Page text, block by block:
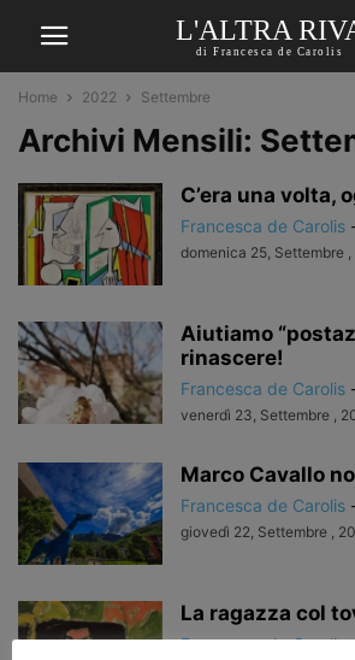
L'ALTRA
di Francesca de Carolis
Home 2022 Settembre
Archivi Mensili:
C’era una volta,
Francesca de Carolis
domenica 25, Settembre
Aiutiamo
rinascere!
Francesca de Carolis
venerdì 23, Settembre ,
Marco Cavallo
Francesca de Carolis
giovedì 22, Settembre ,
La ragazza col
Francesca de Carolis